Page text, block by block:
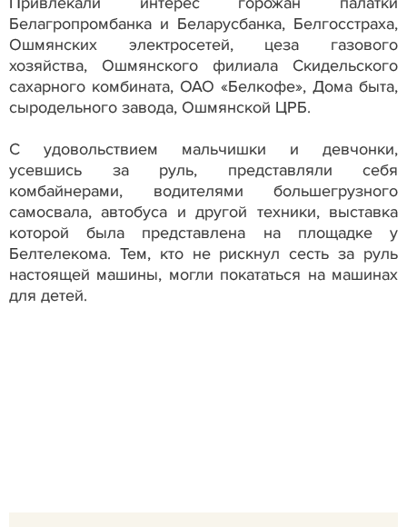
Белагропромбанка и Беларусбанка, Белгосстраха,
Ошмянских электросетей, цеза газового
хозяйства, Ошмянского филиала Скидельского
сахарного комбината, ОАО «Белкофе», Дома быта,
сыродельного завода, Ошмянской ЦРБ.
С удовольствием мальчишки и девчонки,
усевшись за руль, представляли себя
комбайнерами, водителями большегрузного
самосвала, автобуса и другой техники, выставка
которой была представлена на площадке у
Белтелекома. Тем, кто не рискнул сесть за руль
настоящей машины, могли покататься на машинах
для детей.